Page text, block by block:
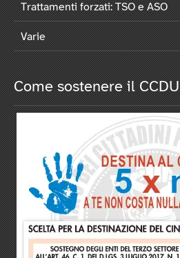
Trattamenti forzati: TSO e ASO
Varie
Come sostenere il CCDU